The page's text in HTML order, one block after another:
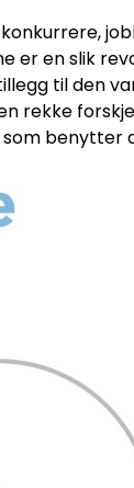
er en slik
til den
rekke
benytter